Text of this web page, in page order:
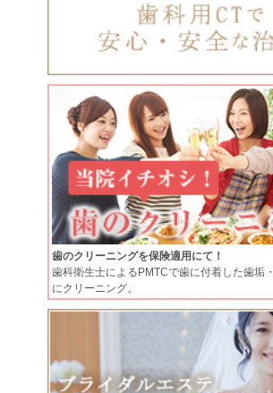
歯のクリーニングを保険適用にて！
歯科衛生士によるPMTCで歯に付着した歯垢
にクリーニング。